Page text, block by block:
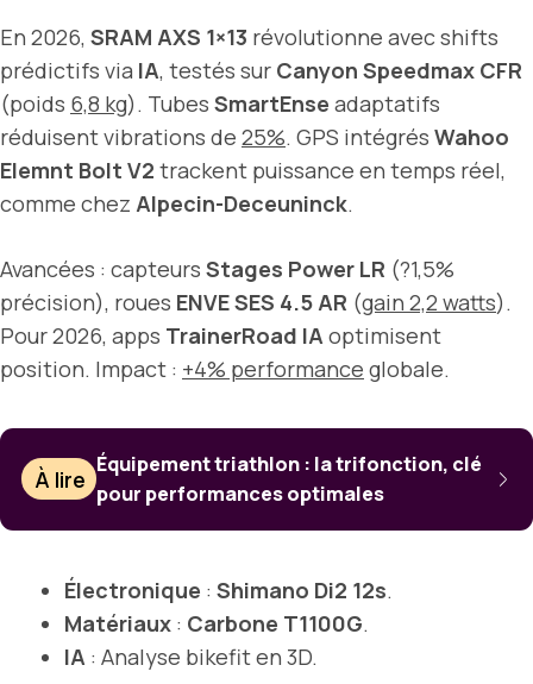
En 2026, SRAM AXS 1×13 révolutionne avec shifts
prédictifs via IA, testés sur Canyon Speedmax CFR
(poids 6,8 kg). Tubes SmartEnse adaptatifs
réduisent vibrations de 25%. GPS intégrés Wahoo
Elemnt Bolt V2 trackent puissance en temps réel,
comme chez Alpecin-Deceuninck.
Avancées : capteurs Stages Power LR (?1,5%
précision), roues ENVE SES 4.5 AR (gain 2,2 watts).
Pour 2026, apps TrainerRoad IA optimisent
position. Impact : +4% performance globale.
À lire
Équipement triathlon : la trifonction, clé
pour performances optimales
Électronique : Shimano Di2 12s.
Matériaux : Carbone T1100G.
IA : Analyse bikefit en 3D.